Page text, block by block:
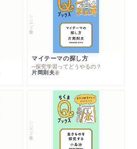
シリーズ・全集
マイテーマの探し方
─探究学習ってどうやるの？
片岡則夫著
シリーズ・全集